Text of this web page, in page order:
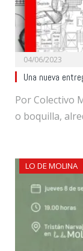
04/06/2023
Una nueva
Por Colectivo
o boquilla,
LO DE MOLINA